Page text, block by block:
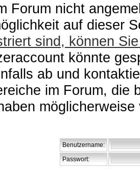
Forum nicht
auf dieser
sind, können
könnte
ab und
im Forum, die
Benutzername:
Passwort: